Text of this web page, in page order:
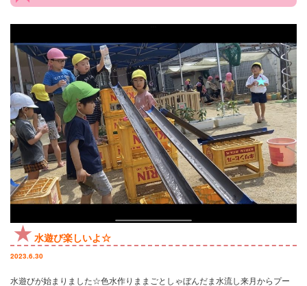
水遊び楽しいよ☆
2023.6.30
水遊びが始まりました☆色水作りままごとしゃぼんだま水流し来月からプー